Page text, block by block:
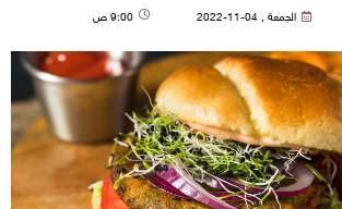
الجمعة , 04-11-2022 9:00 ص